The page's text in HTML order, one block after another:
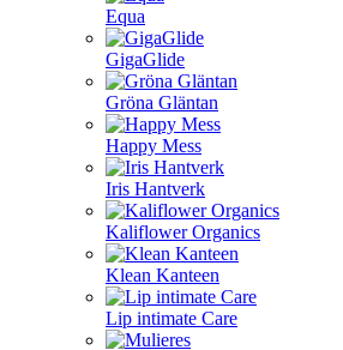
Equa
GigaGlide
Gröna Gläntan
Happy Mess
Iris Hantverk
Kaliflower Organics
Klean Kanteen
Lip intimate Care